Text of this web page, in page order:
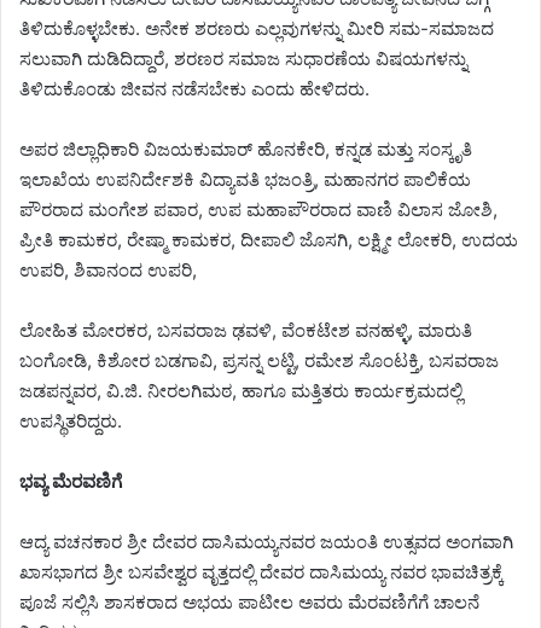
ತಿಳಿದುಕೊಳ್ಳಬೇಕು. ಅನೇಕ ಶರಣರು ಎಲ್ಲವುಗಳನ್ನು ಮೀರಿ ಸಮ-ಸಮಾಜದ
ಸಲುವಾಗಿ ದುಡಿದಿದ್ದಾರೆ, ಶರಣರ ಸಮಾಜ ಸುಧಾರಣೆಯ ವಿಷಯಗಳನ್ನು
ತಿಳಿದುಕೊಂಡು ಜೀವನ ನಡೆಸಬೇಕು ಎಂದು ಹೇಳಿದರು.
ಅಪರ ಜಿಲ್ಲಾಧಿಕಾರಿ ವಿಜಯಕುಮಾರ್ ಹೊನಕೇರಿ, ಕನ್ನಡ ಮತ್ತು ಸಂಸ್ಕೃತಿ
ಇಲಾಖೆಯ ಉಪನಿರ್ದೇಶಕಿ ವಿದ್ಯಾವತಿ ಭಜಂತ್ರಿ, ಮಹಾನಗರ ಪಾಲಿಕೆಯ
ಪೌರರಾದ ಮಂಗೇಶ ಪವಾರ, ಉಪ ಮಹಾಪೌರರಾದ ವಾಣಿ ವಿಲಾಸ ಜೋಶಿ,
ಪ್ರೀತಿ ಕಾಮಕರ, ರೇಷ್ಮಾ ಕಾಮಕರ, ದೀಪಾಲಿ ಜೊಸಗಿ, ಲಕ್ಷ್ಮೀ ಲೋಕರಿ, ಉದಯ
ಉಪರಿ, ಶಿವಾನಂದ ಉಪರಿ,
ಲೋಹಿತ ಮೋರಕರ, ಬಸವರಾಜ ಢವಳಿ, ವೆಂಕಟೇಶ ವನಹಳ್ಳಿ, ಮಾರುತಿ
ಬಂಗೋಡಿ, ಕಿಶೋರ ಬಡಗಾವಿ, ಪ್ರಸನ್ನ ಲಟ್ಟಿ, ರಮೇಶ ಸೊಂಟಕ್ತಿ, ಬಸವರಾಜ
ಜಡಪನ್ನವರ, ವಿ.ಜಿ. ನೀರಲಗಿಮಠ, ಹಾಗೂ ಮತ್ತಿತರು ಕಾರ್ಯಕ್ರಮದಲ್ಲಿ
ಉಪಸ್ಥಿತರಿದ್ದರು.
ಭವ್ಯ ಮೆರವಣಿಗೆ
ಆದ್ಯ ವಚನಕಾರ ಶ್ರೀ ದೇವರ ದಾಸಿಮಯ್ಯನವರ ಜಯಂತಿ ಉತ್ಸವದ ಅಂಗವಾಗಿ
ಖಾಸಭಾಗದ ಶ್ರೀ ಬಸವೇಶ್ವರ ವೃತ್ತದಲ್ಲಿ ದೇವರ ದಾಸಿಮಯ್ಯ ನವರ ಭಾವಚಿತ್ರಕ್ಕೆ
ಪೂಜೆ ಸಲ್ಲಿಸಿ ಶಾಸಕರಾದ ಅಭಯ ಪಾಟೀಲ ಅವರು ಮೆರವಣಿಗೆಗೆ ಚಾಲನೆ